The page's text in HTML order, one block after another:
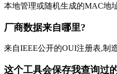
本地管理或随机生成的MAC地
厂商数据来自哪里?
来自IEEE公开的OUI注册表,制
这个工具会保存我查询过